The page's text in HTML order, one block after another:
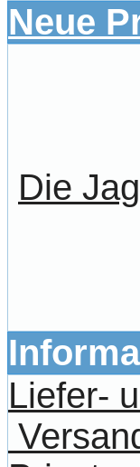
Neue
Die
Liefer-